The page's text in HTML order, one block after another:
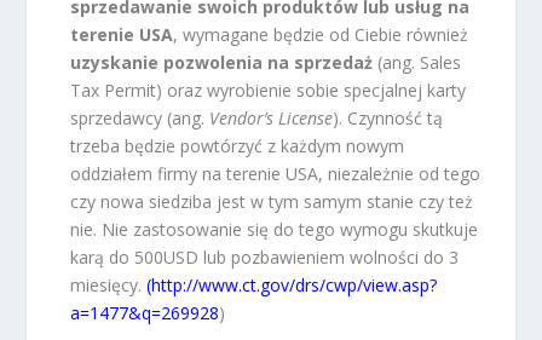
sprzedawanie swoich produktów lub usług na
terenie USA, wymagane będzie od Ciebie również
uzyskanie pozwolenia na sprzedaż (ang. Sales
Tax Permit) oraz wyrobienie sobie specjalnej karty
sprzedawcy (ang. Vendor’s License). Czynność tą
trzeba będzie powtórzyć z każdym nowym
oddziałem firmy na terenie USA, niezależnie od tego
czy nowa siedziba jest w tym samym stanie czy też
nie. Nie zastosowanie się do tego wymogu skutkuje
karą do 500USD lub pozbawieniem wolności do 3
miesięcy.(http://www.ct.gov/drs/cwp/view.asp?
a=1477&q=269928)